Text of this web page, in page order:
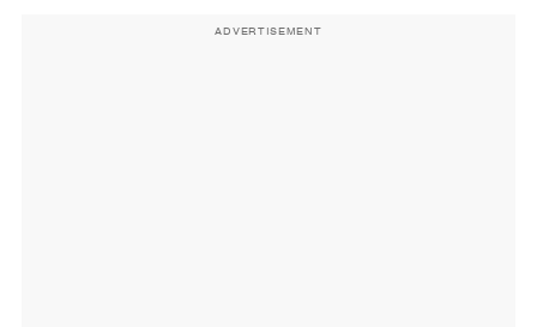
ADVERTISEMENT